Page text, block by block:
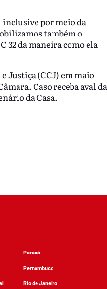
inclusive por meio da
também o
32 da maneira como ela
Justiça (CCJ) em maio
Caso receba aval da
da Casa.
Paraná
Pernambuco
Rio de Janeiro